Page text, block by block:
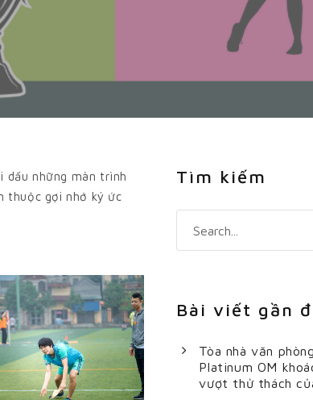
dấu những màn trình
thuộc gợi nhớ ký ức
Tìm kiếm
Bài viết gần
Tòa nhà văn
Platinum OM
vượt thử thách